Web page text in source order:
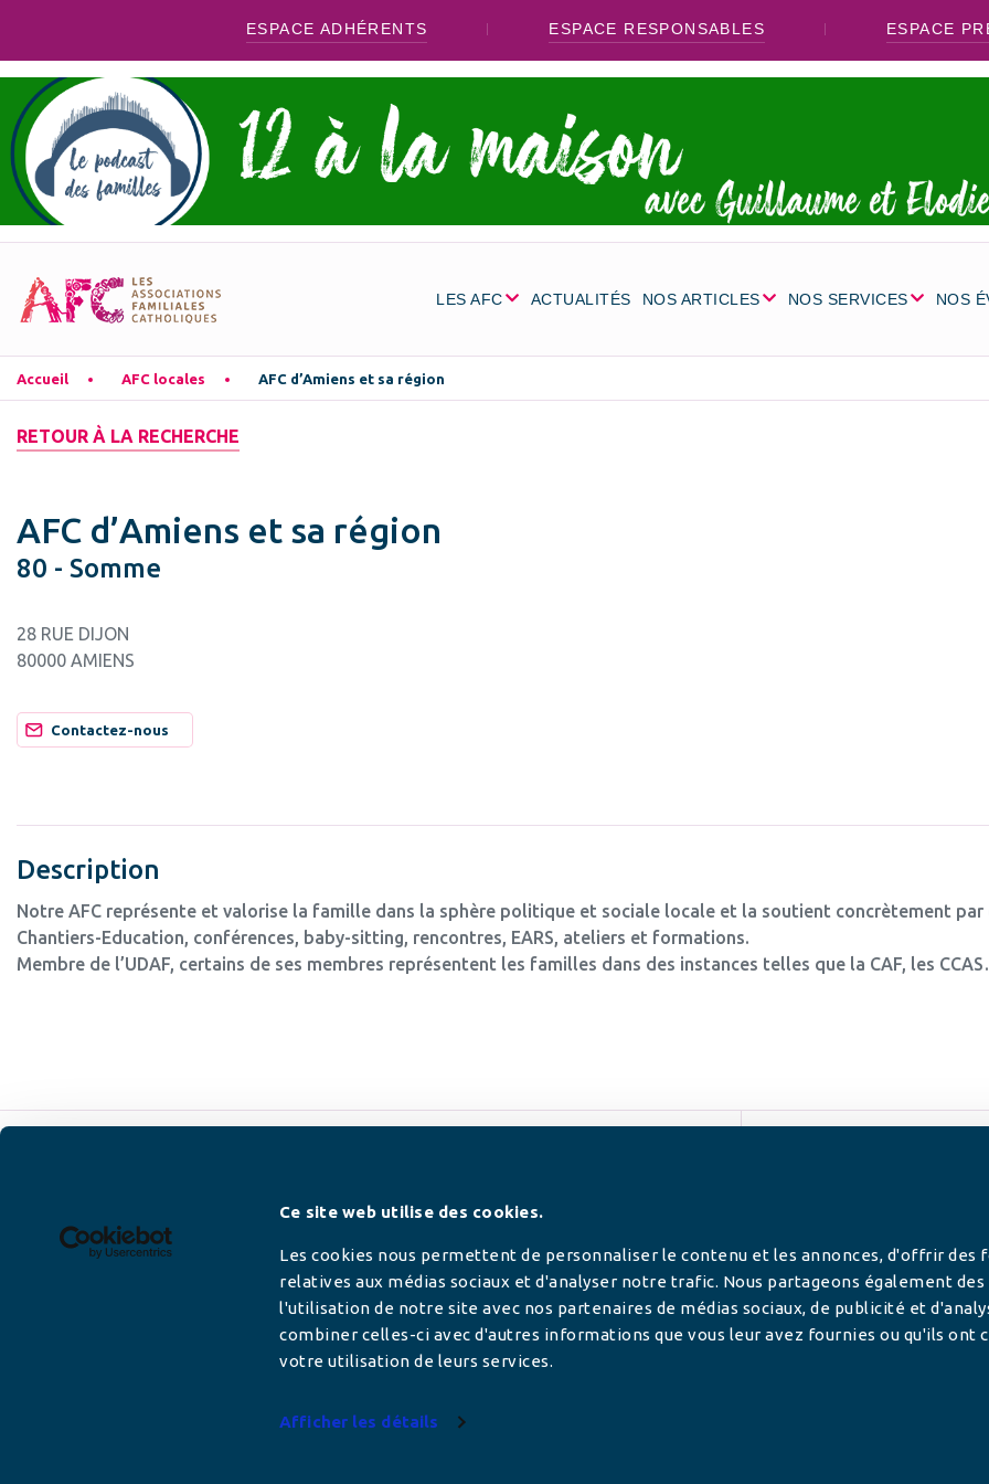
Ce site web utilise des cookies.
Les cookies nous permettent de personnaliser le contenu et les annonces, d'offrir des
relatives aux médias sociaux et d'analyser notre trafic. Nous partageons également
l'utilisation de notre site avec nos partenaires de médias sociaux, de publicité et
combiner celles-ci avec d'autres informations que vous leur avez fournies ou qu'ils ont
votre utilisation de leurs services.
Afficher les détails
ESPACE ADHÉRENTS ESPACE RESPONSABLES ESPACE
LES AFC ACTUALITÉS NOS ARTICLES NOS SERVICES NOS
Accueil AFC locales AFC d’Amiens et sa région
RETOUR À LA RECHERCHE
AFC d’Amiens et sa région
80 - Somme
28 RUE DIJON
80000 AMIENS
Contactez-nous
Description
Notre AFC représente et valorise la famille dans la sphère politique et sociale locale et la soutient concrètement par
Chantiers-Education, conférences, baby-sitting, rencontres, EARS, ateliers et formations.
Membre de l’UDAF, certains de ses membres représentent les familles dans des instances telles que la CAF, les
Newsletter